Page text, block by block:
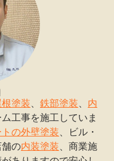
根塗装 鉄部塗装
内
工事を施工していま
の外壁塗装 、ビル・
の内装塗装 、商業施